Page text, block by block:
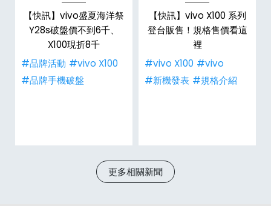
【快訊】vivo盛夏海洋祭
Y28s破盤價不到6千、
X100現折8千
#品牌活動 #vivo X100
#品牌手機破盤
【快訊】vivo X100 系列
登台販售！規格售價看這
裡
#vivo X100 #vivo
#新機發表 #規格介紹
更多相關新聞